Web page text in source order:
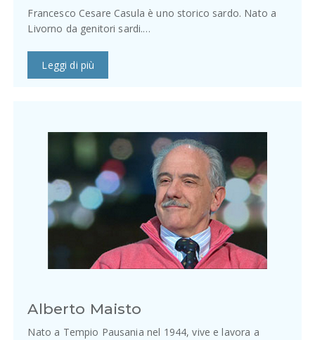
Francesco Cesare Casula è uno storico sardo. Nato a
Livorno da genitori sardi.…
Leggi di più
Alberto Maisto
Nato a Tempio Pausania nel 1944, vive e lavora a